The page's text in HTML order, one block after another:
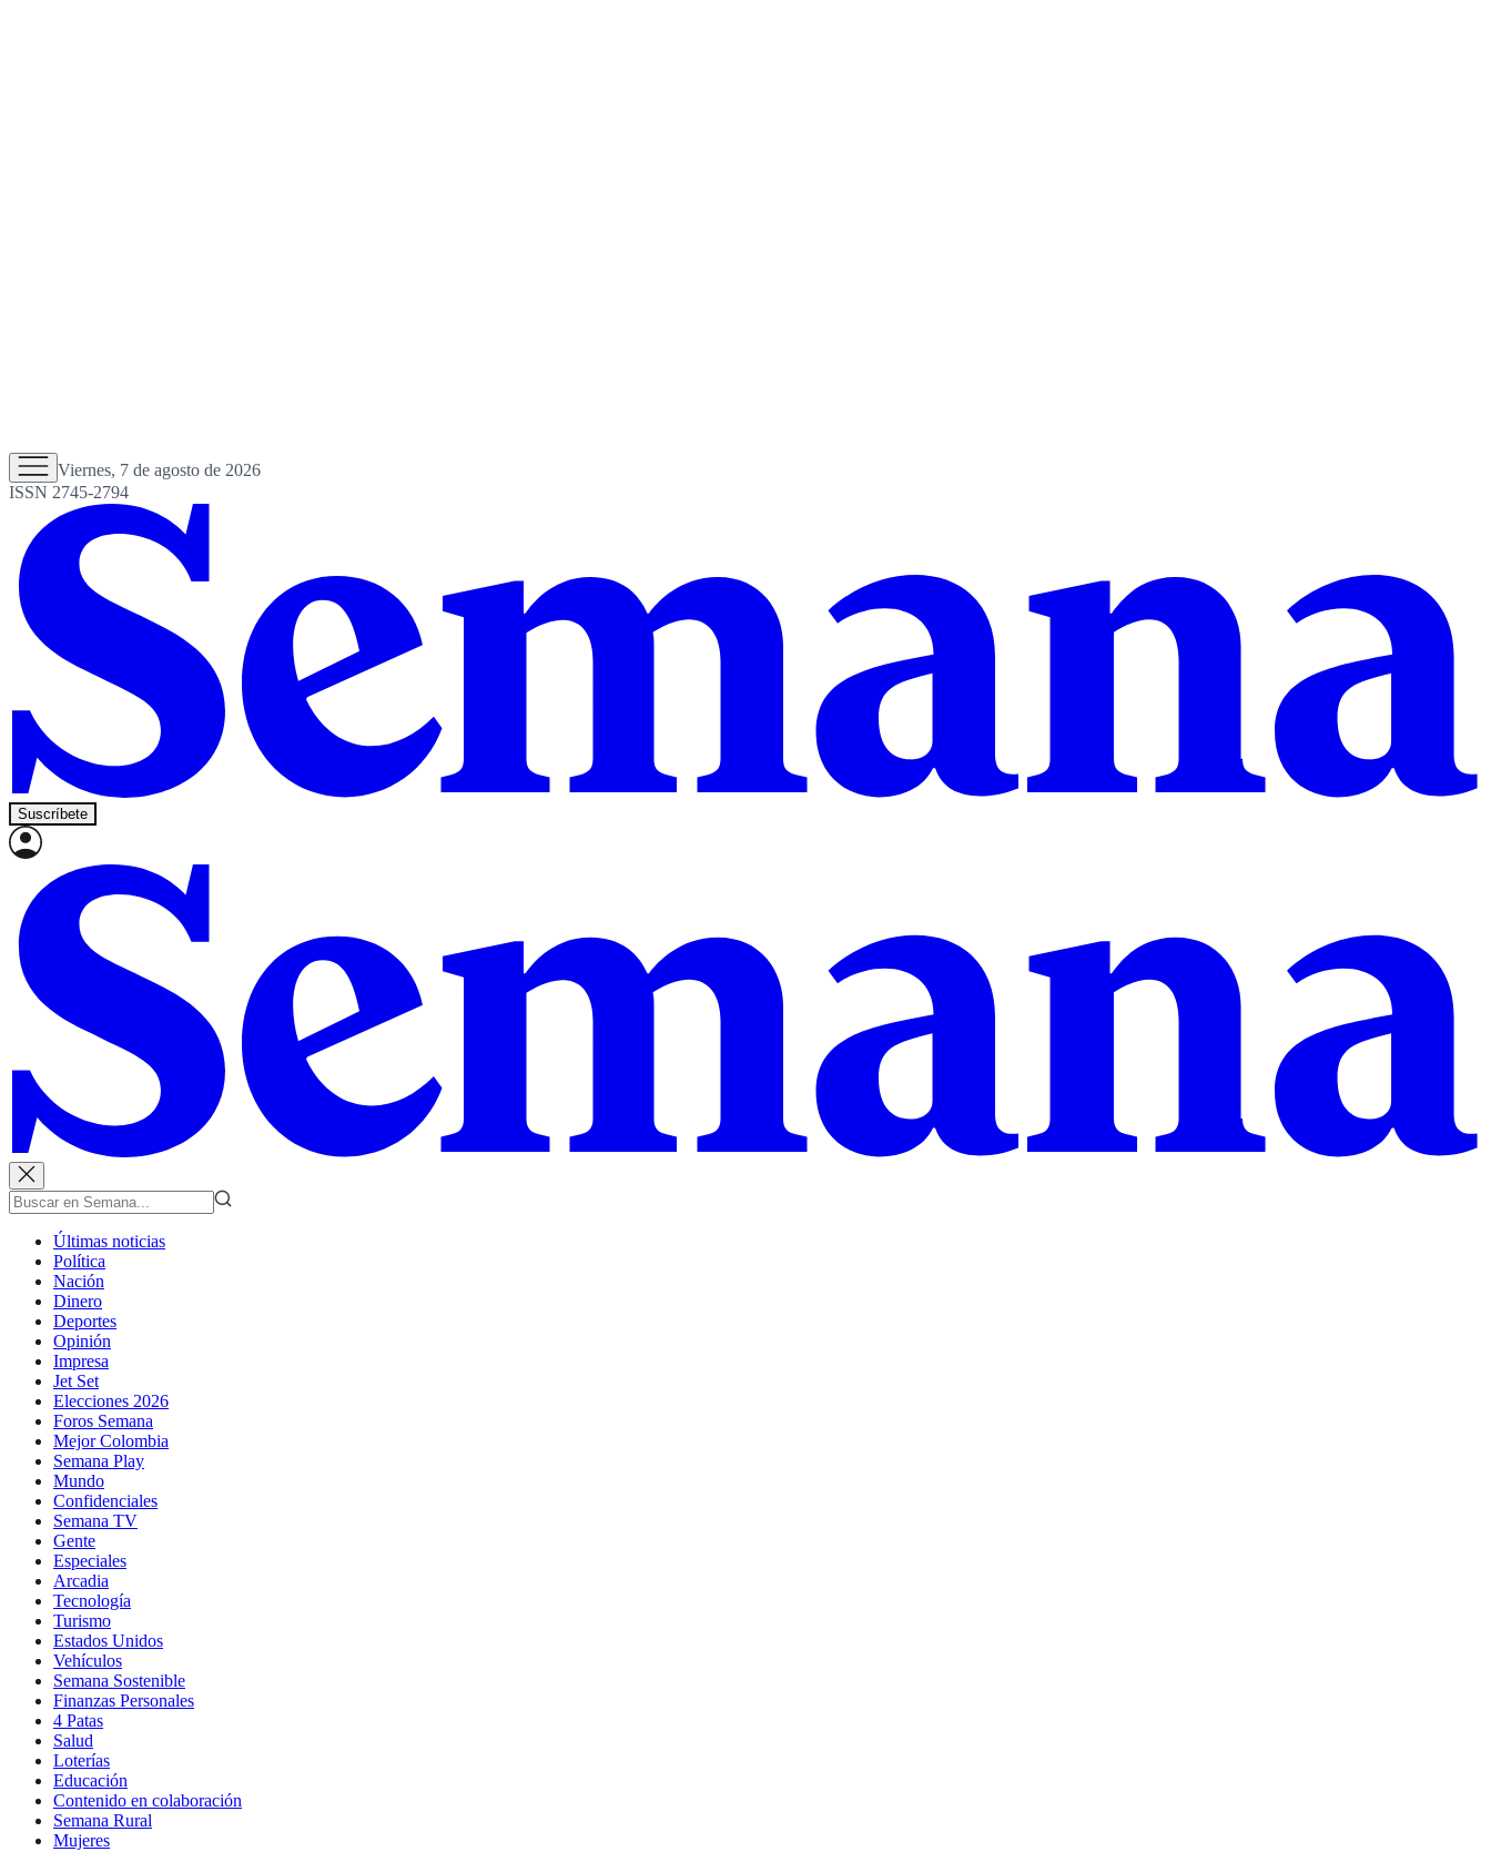
Viernes, 7 de agosto de 2026
ISSN 2745-2794
Suscríbete
Últimas noticias
Política
Nación
Dinero
Deportes
Opinión
Impresa
Jet Set
Elecciones 2026
Foros Semana
Mejor Colombia
Semana Play
Mundo
Confidenciales
Semana TV
Gente
Especiales
Arcadia
Tecnología
Turismo
Estados Unidos
Vehículos
Semana Sostenible
Finanzas Personales
4 Patas
Salud
Loterías
Educación
Contenido en colaboración
Semana Rural
Mujeres